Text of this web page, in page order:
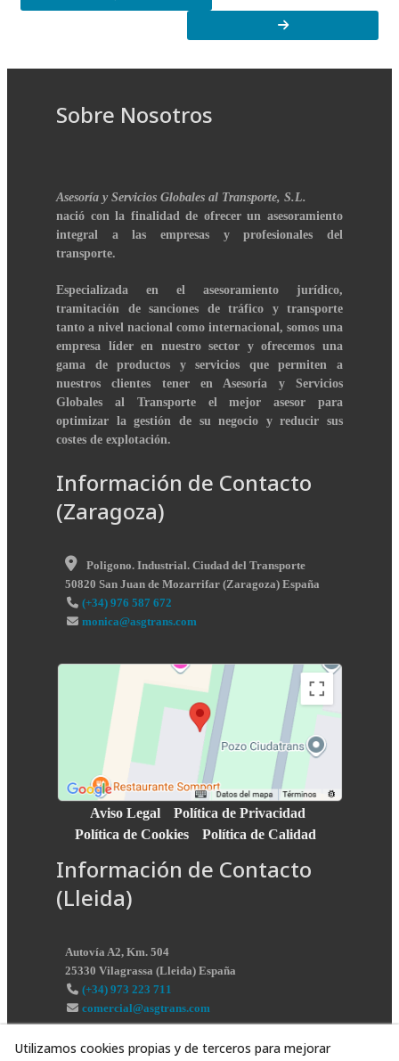
Sobre Nosotros
Asesoría y Servicios Globales al Transporte, S.L.
nació con la finalidad de ofrecer un asesoramiento
integral a las empresas y profesionales del
transporte.
Especializada en el asesoramiento jurídico,
tramitación de sanciones de tráfico y transporte
tanto a nivel nacional como internacional, somos una
empresa líder en nuestro sector y ofrecemos una
gama de productos y servicios que permiten a
nuestros clientes tener en Asesoría y Servicios
Globales al Transporte el mejor asesor para
optimizar la gestión de su negocio y reducir sus
costes de explotación.
Información de Contacto
(Zaragoza)
Poligono. Industrial. Ciudad del Transporte
50820 San Juan de Mozarrifar (Zaragoza) España
(+34) 976 587 672
monica@asgtrans.com
Aviso Legal
Política de Privacidad
Política de Cookies
Política de Calidad
Información de Contacto
(Lleida)
Autovía A2, Km. 504
25330 Vilagrassa (Lleida) España
(+34) 973 223 711
comercial@asgtrans.com
Utilizamos cookies propias y de terceros para mejorar